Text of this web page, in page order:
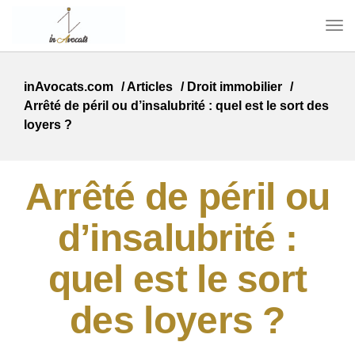
inAvocats.com /Articles / Droit immobilier /
Arrêté de péril ou d’insalubrité : quel est le sort des
loyers ?
Arrêté de péril ou
d’insalubrité :
quel est le sort
des loyers ?